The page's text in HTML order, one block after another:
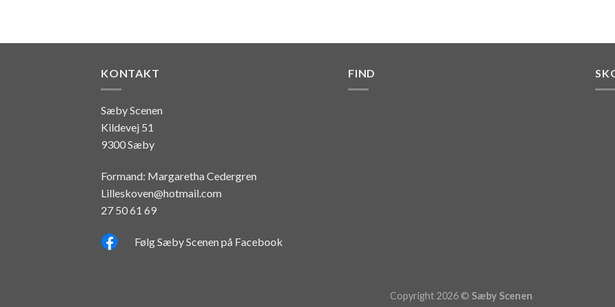
KONTAKT
Sæby Scenen
Kildevej 51
9300 Sæby
Formand: Margaretha Cedergren
Lilleskoven@hotmail.com
27 50 61 69
Følg Sæby Scenen på Facebook
FIND
Copyright 2026 © Sæby Scenen